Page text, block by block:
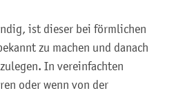
ist dieser bei förmlichen
zu machen und danach
In vereinfachten
oder wenn von der